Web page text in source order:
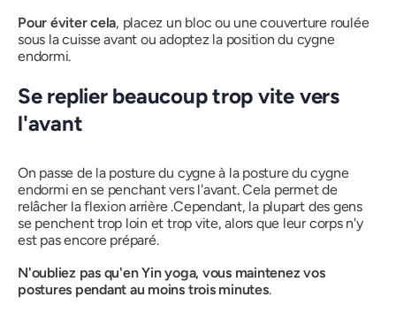
Pour éviter cela, placez un bloc ou une couverture roulée
sous la cuisse avant ou adoptez la position du cygne
endormi.
Se replier beaucoup trop vite vers
l'avant
On passe de la posture du cygne à la posture du cygne
endormi en se penchant vers l'avant. Cela permet de
relâcher la flexion arrière .Cependant, la plupart des gens
se penchent trop loin et trop vite, alors que leur corps n'y
est pas encore préparé.
N'oubliez pas qu'en Yin yoga, vous maintenez vos
postures pendant au moins trois minutes.